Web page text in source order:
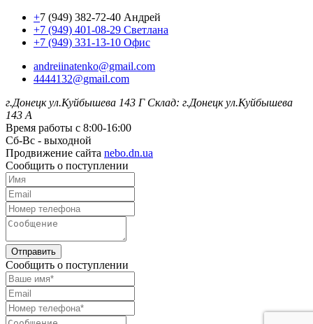
+7 (949) 382-72-40 Андрей
+7 (949) 401-08-29 Светлана
+7 (949) 331-13-10 Офис
andreiinatenko@gmail.com
4444132@gmail.com
г.Донецк ул.Куйбышева 143 Г Склад: г.Донецк ул.Куйбышева
143 А
Время работы с 8:00-16:00
Сб-Вс - выходной
Продвижение сайта nebo.dn.ua
Сообщить о поступлении
Отправить
Сообщить о поступлении